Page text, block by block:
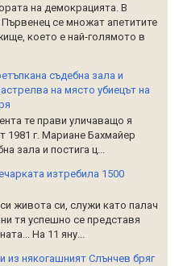
на демокрацията. В
се множат апетитите
което е най-голямото в
съдебна зала и
на място убиецът на
те прави уличаващо я
1981 г. Мариане Бахмайер
зала и постига ц...
изтребила 1500
живота си, служи като палач
тя успешно се представя
На 11 яну...
из някогашният Слънчев бряг